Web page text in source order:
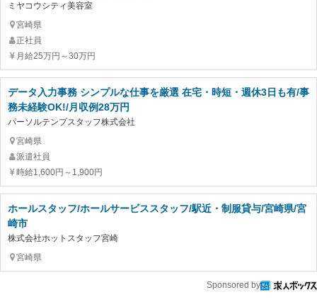
ミヤコウシティ美容室
宮崎県
正社員
月給25万円～30万円
データ入力事務 シンプルな仕事を厳選 在宅・時短・週休3日も有/事
務未経験OK!/月収例28万円
パーソルテンプスタッフ株式会社
宮崎県
派遣社員
時給1,600円～1,900円
ホールスタッフ/ホールサービススタッフ/駅近・制服貸与/宮崎県/宮
崎市
株式会社ホットスタッフ宮崎
宮崎県
Sponsored by